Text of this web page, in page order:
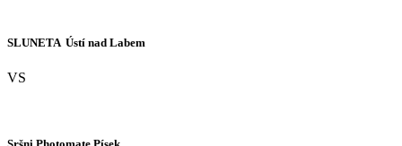
SLUNETA  Ústí nad Labem
VS